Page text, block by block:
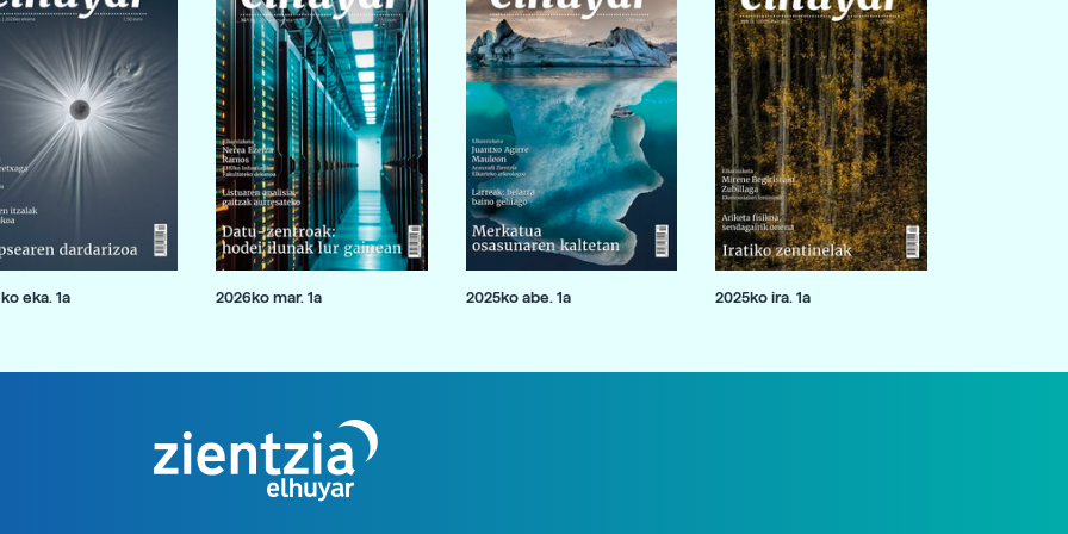
eka. 1a 2026ko mar. 1a 2025ko abe. 1a 2025ko ira. 1a